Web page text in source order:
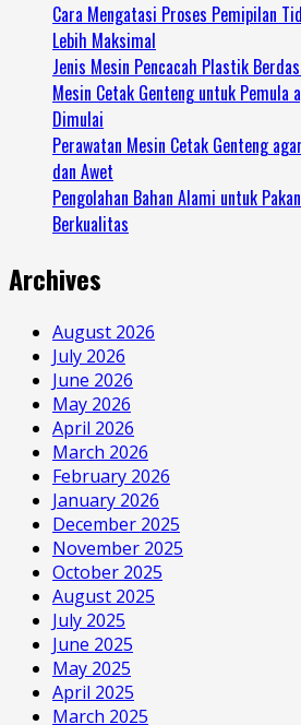
Cara Mengatasi Proses Pemipilan
Lebih Maksimal
Jenis Mesin Pencacah Plastik
Mesin Cetak Genteng untuk Pemula
Dimulai
Perawatan Mesin Cetak Genteng
dan Awet
Pengolahan Bahan Alami untuk
Berkualitas
Archives
August 2026
July 2026
June 2026
May 2026
April 2026
March 2026
February 2026
January 2026
December 2025
November 2025
October 2025
August 2025
July 2025
June 2025
May 2025
April 2025
March 2025